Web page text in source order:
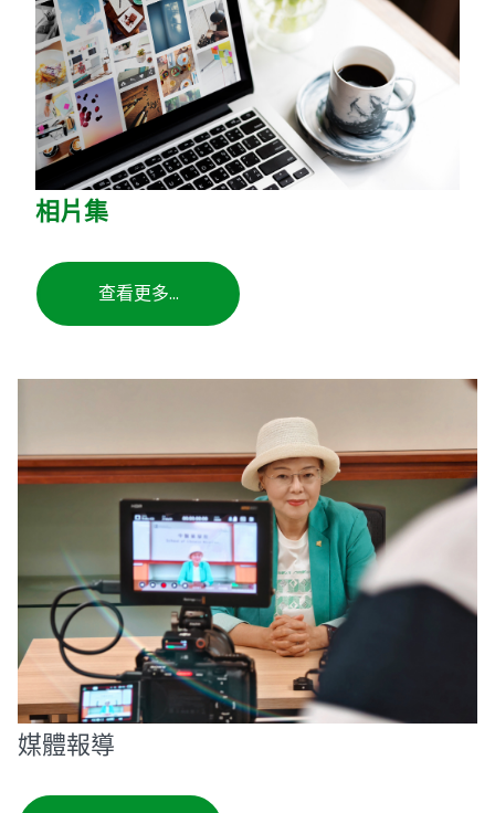
相片集
查看更多...
媒體報導